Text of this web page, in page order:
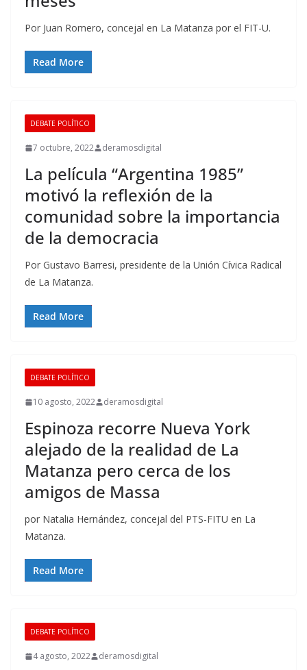
Por Juan Romero, concejal en La Matanza por el FIT-U.
Read More
DEBATE POLÍTICO
7 octubre, 2022 deramosdigital
La película “Argentina 1985”
motivó la reflexión de la
comunidad sobre la importancia
de la democracia
Por Gustavo Barresi, presidente de la Unión Cívica Radical
de La Matanza.
Read More
DEBATE POLÍTICO
10 agosto, 2022 deramosdigital
Espinoza recorre Nueva York
alejado de la realidad de La
Matanza pero cerca de los
amigos de Massa
por Natalia Hernández, concejal del PTS-FITU en La
Matanza.
Read More
DEBATE POLÍTICO
4 agosto, 2022 deramosdigital